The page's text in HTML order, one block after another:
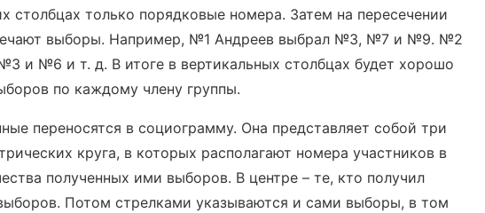
столбцах только порядковые номера. Затем на пересечении
выборы. Например, №1 Андреев выбрал №3, №7 и №9. №2
и №6 и т. д. В итоге в вертикальных столбцах будет хорошо
по каждому члену группы.
переносятся в социограмму. Она представляет собой три
круга, в которых располагают номера участников в
полученных ими выборов. В центре – те, кто получил
Потом стрелками указываются и сами выборы, в том